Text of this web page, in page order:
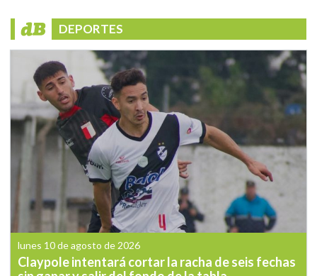
DEPORTES
lunes 10 de agosto de 2026
Claypole intentará cortar la racha de seis fechas